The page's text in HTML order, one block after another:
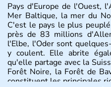
Pays d'Europe de l'Ouest,
Mer Baltique, la mer du
C'est le pays le plus
près de 83 millions
l'Elbe, l'Oder sont
y coulent. Elle abrite
qu'elle partage avec la
Forêt Noire, la Forêt de
constituent les principales